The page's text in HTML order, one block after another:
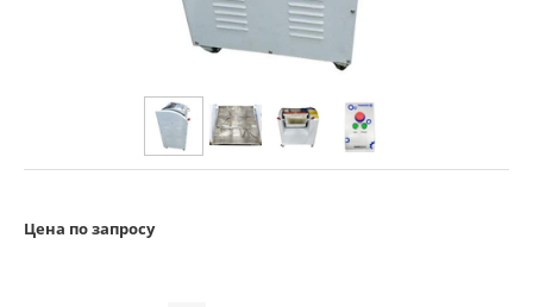
Цена по запросу